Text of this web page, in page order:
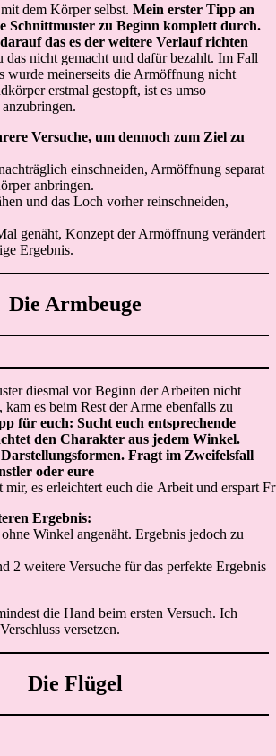
dem Körper selbst. Mein erster Tipp an
Schnittmuster zu Beginn komplett durch.
das es der weitere Verlauf richten
das nicht gemacht und dafür bezahlt. Im Fall
wurde meinerseits die Armöffnung nicht
erstmal gestopft, ist es umso
Versuche, um dennoch zum Ziel zu
einschneiden, Armöffnung separat
anbringen.
und das Loch vorher reinschneiden,
genäht, Konzept der Armöffnung verändert
Ergebnis.
Die Armbeuge
diesmal vor Beginn der Arbeiten nicht
es beim Rest der Arme ebenfalls zu
für euch: Sucht euch entsprechende
den Charakter aus jedem Winkel.
Fragt im Zweifelsfall
oder eure
mir, es erleichtert euch die Arbeit und erspart
Ergebnis:
Winkel angenäht. Ergebnis jedoch zu
2 weitere Versuche für das perfekte Ergebnis
die Hand beim ersten Versuch. Ich
versetzen.
Die Flügel